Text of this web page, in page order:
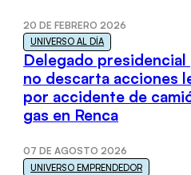
20 DE FEBRERO 2026
UNIVERSO AL DÍA
Delegado presidencial
no descarta acciones
por accidente de
gas en Renca
07 DE AGOSTO 2026
UNIVERSO EMPRENDEDOR